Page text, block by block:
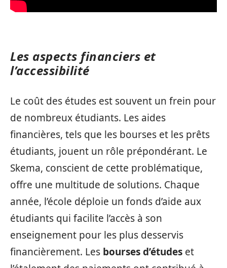
Les aspects financiers et
l’accessibilité
Le coût des études est souvent un frein pour
de nombreux étudiants. Les aides
financières, tels que les bourses et les prêts
étudiants, jouent un rôle prépondérant. Le
Skema, conscient de cette problématique,
offre une multitude de solutions. Chaque
année, l’école déploie un fonds d’aide aux
étudiants qui facilite l’accès à son
enseignement pour les plus desservis
financièrement. Les bourses d’études et